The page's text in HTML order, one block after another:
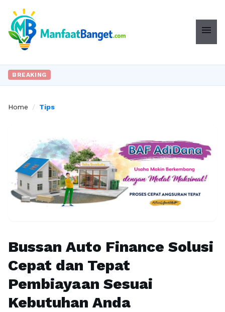
menu
BREAKING
Home / Tips
Bussan Auto Finance Solusi
Cepat dan Tepat
Pembiayaan Sesuai
Kebutuhan Anda